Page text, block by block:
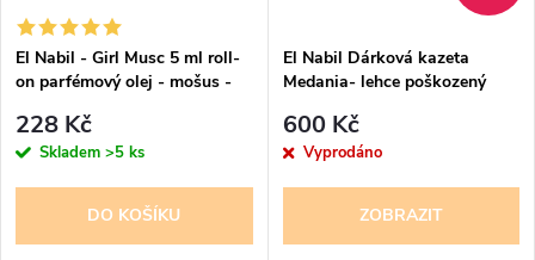
El Nabil - Girl Musc 5 ml roll-
on parfémový olej - mošus -
228 Kč
Skladem >5 ks
DO KOŠÍKU
El Nabil Dárková kazeta
Medania- lehce poškozený
600 Kč
Vyprodáno
ZOBRAZIT